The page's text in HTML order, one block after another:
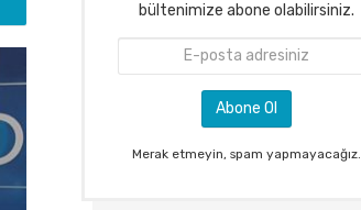
bültenimize abone olabilirsiniz.
Merak etmeyin, spam yapmayacağız.